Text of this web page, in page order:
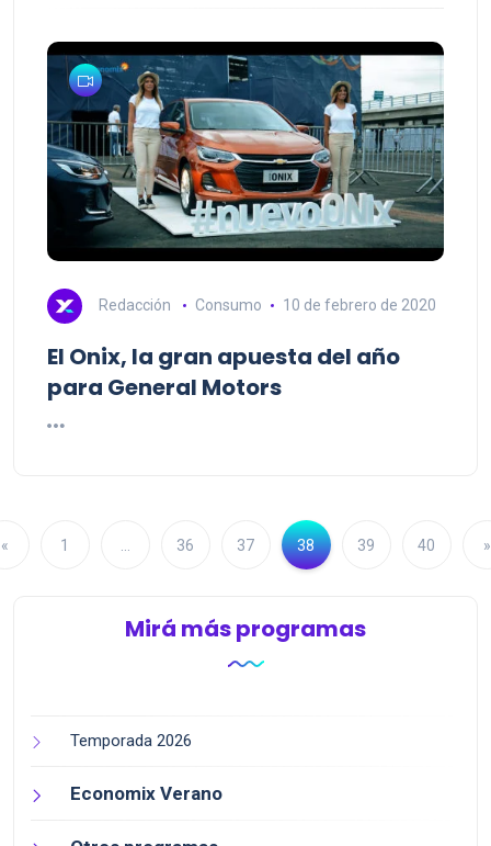
Redacción Consumo 10 de febrero de 2020
El Onix, la gran apuesta del año
para General Motors
« 1 36 37 38 39 40 »
Mirá más programas
Temporada 2026
Economix Verano